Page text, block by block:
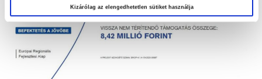
Kizárólag az elengedhetetlen sütiket használja